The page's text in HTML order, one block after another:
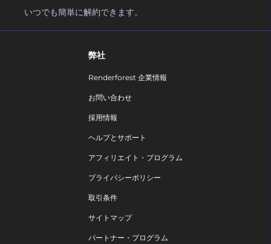
いつでも簡単に解約できます。
弊社
Renderforest 企業情報
お問い合わせ
採用情報
ヘルプとサポート
アフィリエイト・プログラム
プライバシーポリシー
取引条件
サイトマップ
パートナー・プログラム